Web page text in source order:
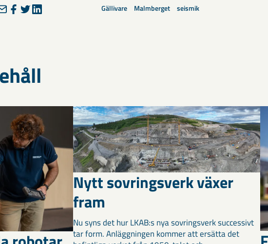
Gällivare Malmberget seismik
Nytt sovringsverk växer
fram
Nu syns det hur LKAB:s nya sovringsverk successivt
tar form. Anläggningen kommer att ersätta det